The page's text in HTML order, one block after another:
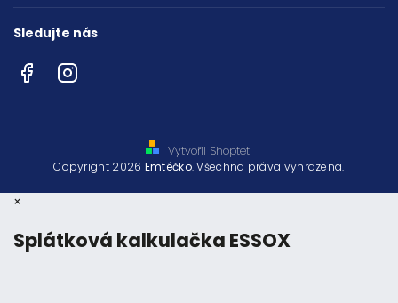
Sledujte nás
FacebookInstagram
Vytvořil Shoptet
Copyright 2026 Emtéčko. Všechna práva vyhrazena.
×
Splátková kalkulačka ESSOX